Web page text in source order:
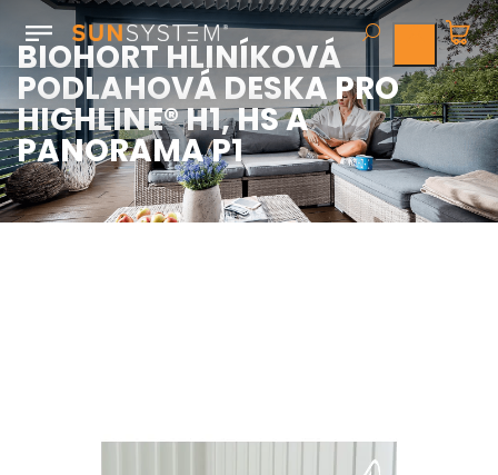
BIOHORT HLINÍKOVÁ
PODLAHOVÁ DESKA PRO
HIGHLINE® H1, HS A
PANORAMA P1